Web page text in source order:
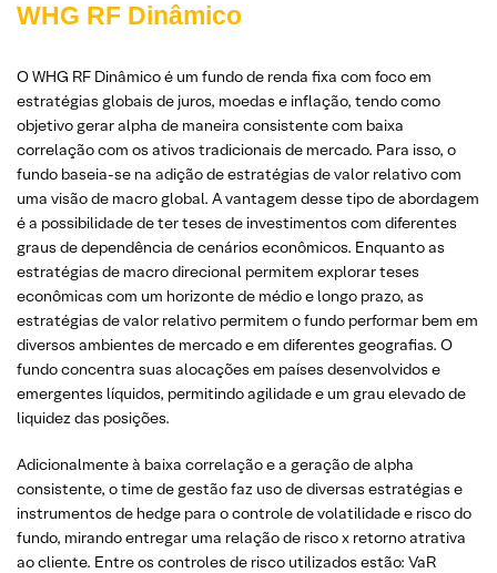
WHG RF Dinâmico
O WHG RF Dinâmico é um fundo de renda fixa com foco em
estratégias globais de juros, moedas e inflação, tendo como
objetivo gerar alpha de maneira consistente com baixa
correlação com os ativos tradicionais de mercado. Para isso, o
fundo baseia-se na adição de estratégias de valor relativo com
uma visão de macro global. A vantagem desse tipo de abordagem
é a possibilidade de ter teses de investimentos com diferentes
graus de dependência de cenários econômicos. Enquanto as
estratégias de macro direcional permitem explorar teses
econômicas com um horizonte de médio e longo prazo, as
estratégias de valor relativo permitem o fundo performar bem em
diversos ambientes de mercado e em diferentes geografias. O
fundo concentra suas alocações em países desenvolvidos e
emergentes líquidos, permitindo agilidade e um grau elevado de
liquidez das posições.
Adicionalmente à baixa correlação e a geração de alpha
consistente, o time de gestão faz uso de diversas estratégias e
instrumentos de hedge para o controle de volatilidade e risco do
fundo, mirando entregar uma relação de risco x retorno atrativa
ao cliente. Entre os controles de risco utilizados estão: VaR